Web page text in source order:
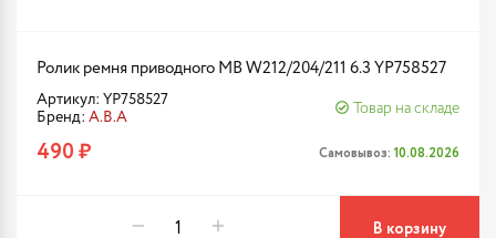
Ролик ремня приводного MB W212/204/211 6.3 YP758527
Артикул: YP758527
Бренд: A.B.A
Товар на складе
490 ₽ Самовывоз: 10.08.2026
В корзину